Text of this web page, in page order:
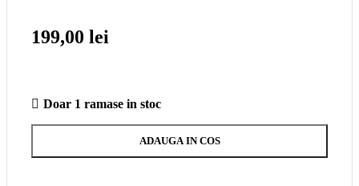
199,00 lei
Doar 1 ramase in stoc
ADAUGA IN COS